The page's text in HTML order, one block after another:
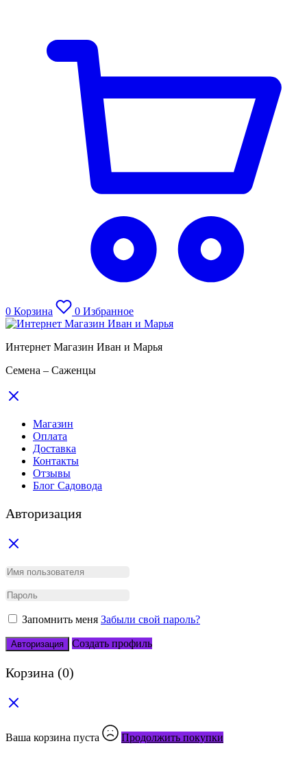
0 Корзина 0 Избранное
Интернет Магазин Иван и Марья
Семена – Саженцы
Магазин
Оплата
Доставка
Контакты
Отзывы
Блог Садовода
Авторизация
Запомнить меня Забыли свой пароль?
Авторизация Создать профиль
Корзина (0)
Ваша корзина пуста Продолжить покупки